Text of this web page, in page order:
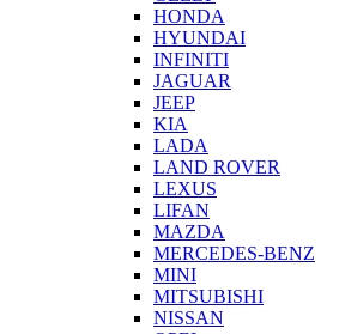
HONDA
HYUNDAI
INFINITI
JAGUAR
JEEP
KIA
LADA
LAND ROVER
LEXUS
LIFAN
MAZDA
MERCEDES-BENZ
MINI
MITSUBISHI
NISSAN